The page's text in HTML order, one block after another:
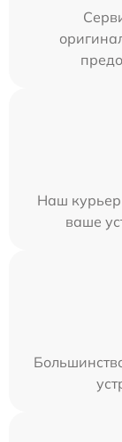
Наш курьер
ваше